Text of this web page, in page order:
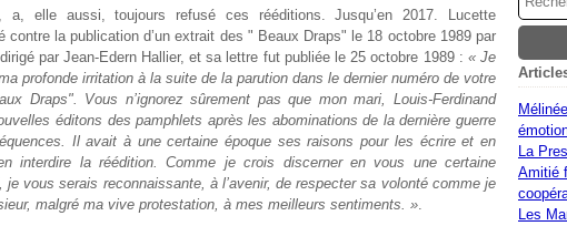
a, elle aussi, toujours refusé ces rééditions. Jusqu’en 2017. Lucette
contre la publication d’un extrait des " Beaux Draps" le 18 octobre 1989 par
dirigé par Jean-Edern Hallier, et sa lettre fut publiée le 25 octobre 1989 : « Je
profonde irritation à la suite de la parution dans le dernier numéro de votre
Draps". Vous n’ignorez sûrement pas que mon mari, Louis-Ferdinand
éditons des pamphlets après les abominations de la dernière guerre
Il avait à une certaine époque ses raisons pour les écrire et en
interdire la réédition. Comme je crois discerner en vous une certaine
vous serais reconnaissante, à l’avenir, de respecter sa volonté comme je
malgré ma vive protestation, à mes meilleurs sentiments. ».
La
Amitié
Les